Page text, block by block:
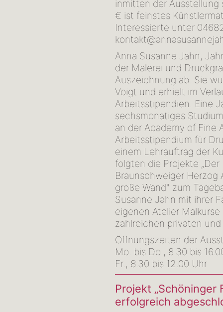
inmitten der
€ ist feinstes
Interessierte unter
Anna Susanne Jahn,
der Malerei und
Auszeichnung ab. Sie
Voigt und erhielt im
Arbeitsstipendien. Eine
sechsmonatiges
an der Academy of Fine
Arbeitsstipendium für
einem Lehrauftrag der
folgten die Projekte
Braunschweiger Herzog
große Wand" zum
Susanne Jahn mit ihrer
eigenen Atelier
zahlreichen privaten
Öffnungszeiten der
Mo. bis Do., 8.30 bis
Fr., 8.30 bis 12.00 Uhr
Projekt „Schöninger
erfolgreich